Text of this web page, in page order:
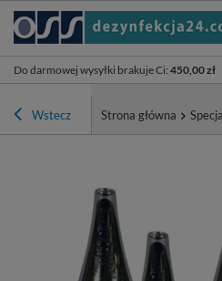
Do darmowej wysyłki brakuje Ci: 450,00 zł
Wstecz Strona główna